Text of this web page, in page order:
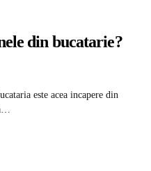
din bucatarie?
este acea incapere din